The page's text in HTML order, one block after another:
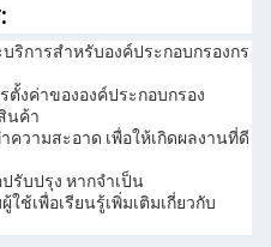
การสําหรับองค์ประกอบกรองกร
ตั้งค่าขององค์ประกอบกรอง
นค้า
ความสะอาด เพื่อให้เกิดผลงานที่ดี
รับปรุง หากจําเป็น
ช้เพื่อเรียนรู้เพิ่มเติมเกี่ยวกับ